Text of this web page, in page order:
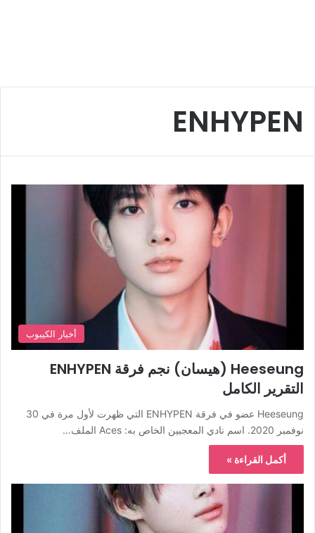
ENHYPEN
أخبار الكيبوب
Heeseung (هيسان) نجم فرقة ENHYPEN
التقرير الكامل
Heeseung عضو في فرقة ENHYPEN التي ظهرت لأول مرة في 30
نوفمبر 2020. اسم نادي المعجبين الخاص به: Aces الملف…
أكمل القراءة »